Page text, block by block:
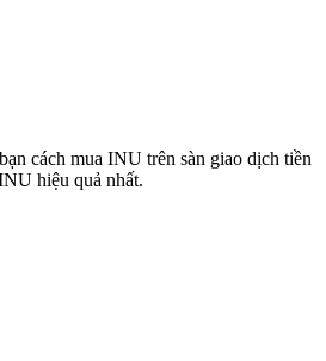
cách mua INU trên sàn giao dịch tiền
hiệu quả nhất.